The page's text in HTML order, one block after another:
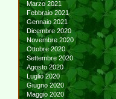
Marzo 2021
Febbraio 2021
Gennaio 2021
Dicembre 2020
Novembre 2020
Ottobre 2020
Settembre 2020
Agosto 2020
Luglio 2020
Giugno 2020
Maggio 2020